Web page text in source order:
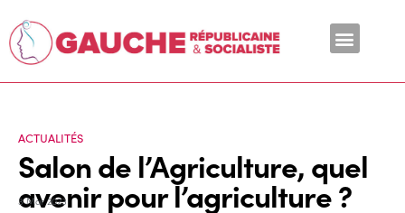
ACTUALITÉS
Salon de l’Agriculture, quel
avenir pour l’agriculture ?
3 Mar 2023